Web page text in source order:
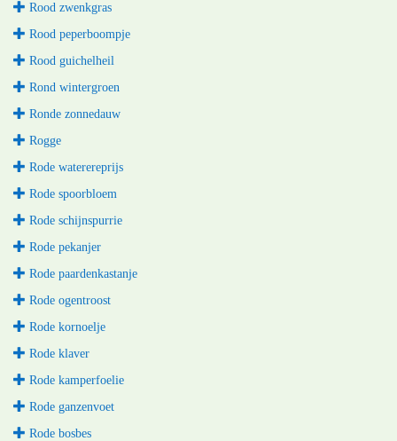
Rood zwenkgras
Rood peperboompje
Rood guichelheil
Rond wintergroen
Ronde zonnedauw
Rogge
Rode waterereprijs
Rode spoorbloem
Rode schijnspurrie
Rode pekanjer
Rode paardenkastanje
Rode ogentroost
Rode kornoelje
Rode klaver
Rode kamperfoelie
Rode ganzenvoet
Rode bosbes